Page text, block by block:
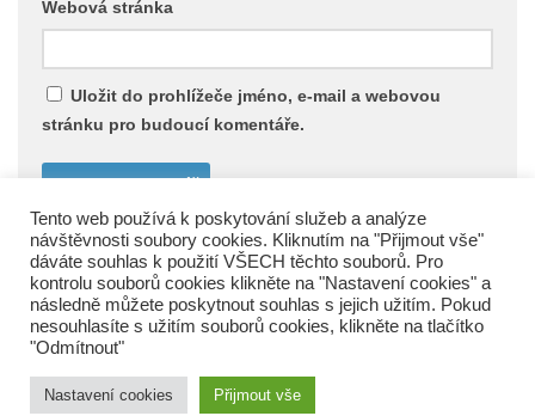
Webová stránka
Uložit do prohlížeče jméno, e-mail a webovou
stránku pro budoucí komentáře.
SDH Vacov © 2026. All Rights Reserved.
Tento web používá k poskytování služeb a analýze
návštěvnosti soubory cookies. Kliknutím na "Přijmout vše"
dáváte souhlas k použití VŠECH těchto souborů. Pro
kontrolu souborů cookies klikněte na "Nastavení cookies" a
následně můžete poskytnout souhlas s jejich užitím. Pokud
nesouhlasíte s užitím souborů cookies, klikněte na tlačítko
"Odmítnout"
Nastavení cookies Přijmout vše